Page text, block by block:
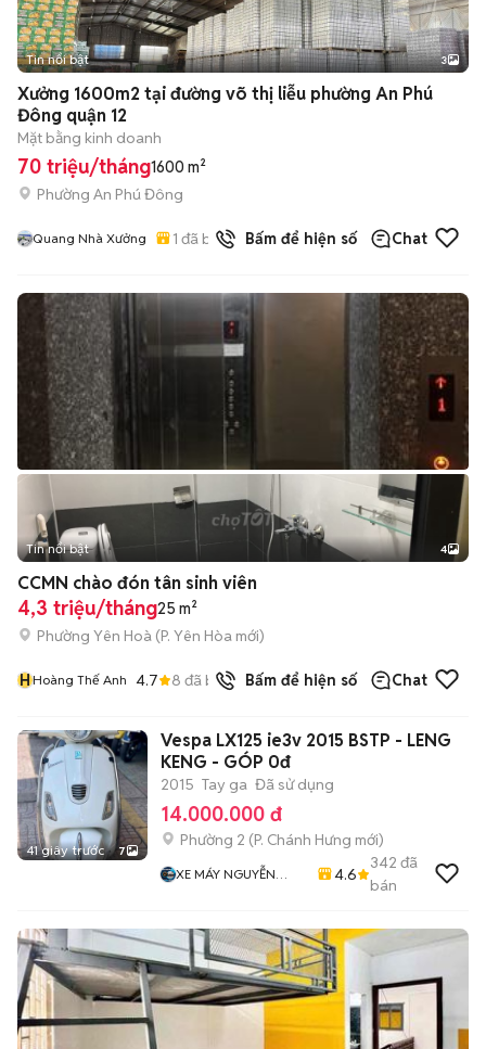
Tin nổi bật 3
Xưởng 1600m2 tại đường võ thị liễu phường An Phú
Đông quận 12
Mặt bằng kinh doanh
70 triệu/tháng1600 m²
Phường An Phú Đông
Quang Nhà Xưởng 1 đã bán Bấm để hiện số Chat
Tin nổi bật 4
CCMN chào đón tân sinh viên
4,3 triệu/tháng25 m²
Phường Yên Hoà (P. Yên Hòa mới)
HHoàng Thế Anh 4.7 8 đã bán Bấm để hiện số Chat
41 giây trước 7
Vespa LX125 ie3v 2015 BSTP - LENG
KENG - GÓP 0đ
2015 Tay ga Đã sử dụng
14.000.000 đ
Phường 2 (P. Chánh Hưng mới)
XE MÁY NGUYỄN
4.6
342 đã
bán